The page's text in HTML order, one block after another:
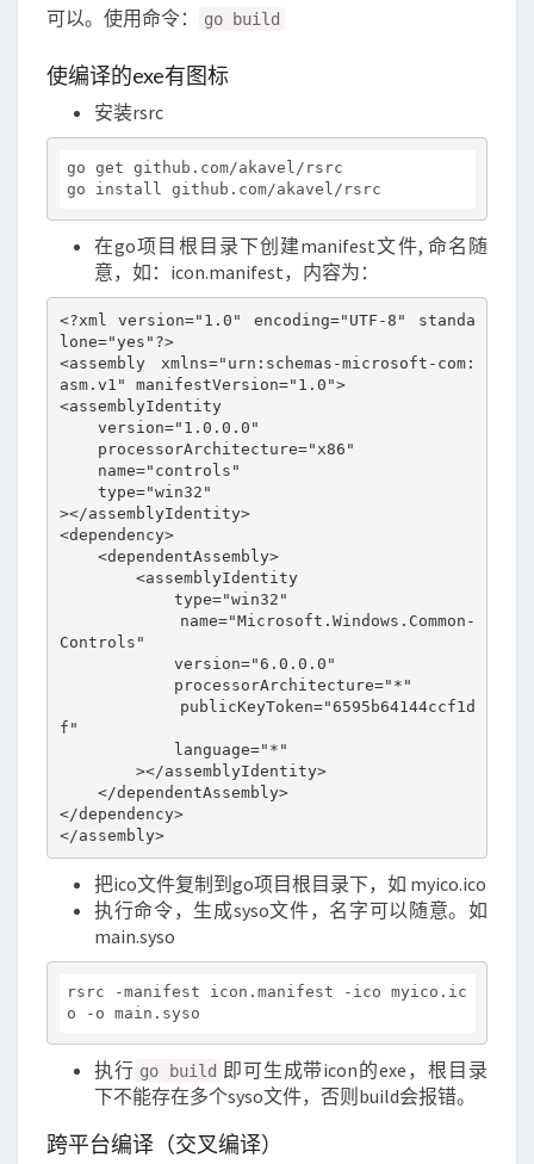
可以。使用命令： go build
使编译的exe有图标
安装rsrc
go get github.com/akavel/rsrc
在go项目根目录下创建manifest文件, 命名随
意，如：icon.manifest，内容为：
<?xml version="1.0" encoding="UTF-8" standa
lone="yes"?>
<assembly xmlns="urn:schemas-microsoft-com:
asm.v1" manifestVersion="1.0">
<assemblyIdentity
></assemblyIdentity>
<dependency>
Controls"
f"
</dependency>
</assembly>
把ico文件复制到go项目根目录下，如 myico.ico
执行命令，生成syso文件，名字可以随意。如
main.syso
rsrc -manifest icon.manifest -ico myico.ic
执行 go build 即可生成带icon的exe，根目录
下不能存在多个syso文件，否则build会报错。
跨平台编译（交叉编译）